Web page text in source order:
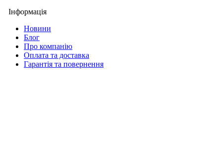
Інформація
Новини
Блог
Про компанію
Оплата та доставка
Гарантія та повернення